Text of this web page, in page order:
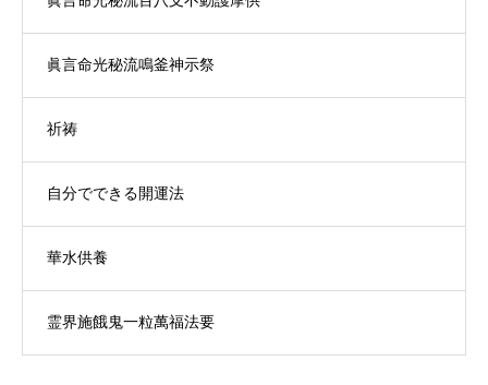
眞言命光秘流鳴釜神示祭
祈祷
自分でできる開運法
華水供養
霊界施餓鬼一粒萬福法要